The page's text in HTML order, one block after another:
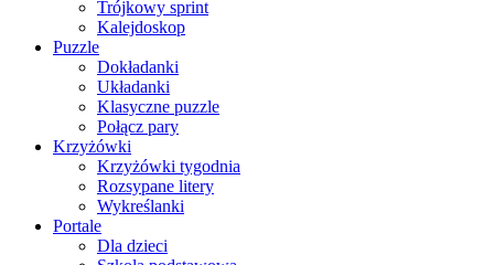
Trójkowy sprint
Kalejdoskop
Puzzle
Dokładanki
Układanki
Klasyczne puzzle
Połącz pary
Krzyżówki
Krzyżówki tygodnia
Rozsypane litery
Wykreślanki
Portale
Dla dzieci